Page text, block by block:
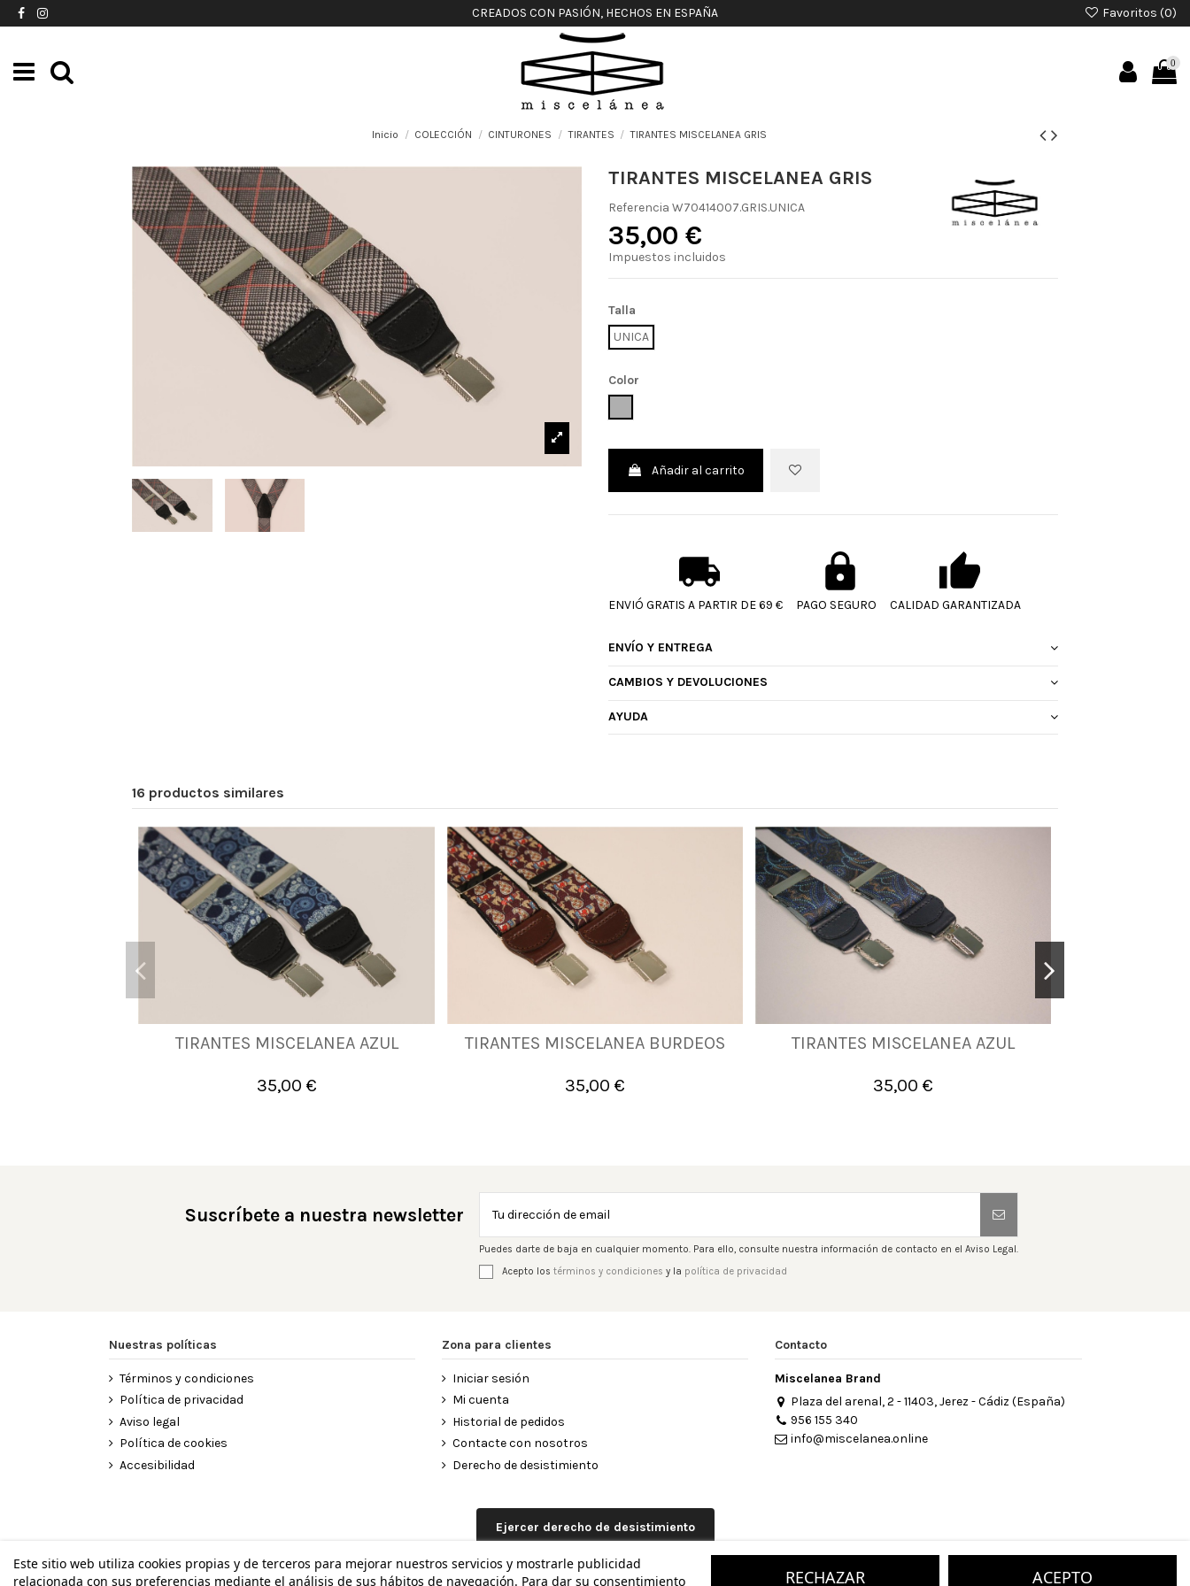
CREADOS CON PASIÓN, HECHOS EN ESPAÑA Favoritos (0)
0
Inicio COLECCIÓN CINTURONES TIRANTES TIRANTES MISCELANEA GRIS
TIRANTES MISCELANEA GRIS
Referencia W70414007.GRIS.UNICA
35,00 €
Impuestos incluidos
Talla
UNICA
Color
Añadir al carrito
ENVIÓ GRATIS A PARTIR DE 69 € PAGO SEGURO CALIDAD GARANTIZADA
ENVÍO Y ENTREGA
CAMBIOS Y DEVOLUCIONES
AYUDA
16 productos similares
TIRANTES MISCELANEA AZUL
35,00 €
UNICA
Añadir al carrito
TIRANTES MISCELANEA BURDEOS
35,00 €
UNICA
Añadir al carrito
TIRANTES MISCELANEA AZUL
35,00 €
UNICA
Añadir al carrito
Suscríbete a nuestra newsletter
Puedes darte de baja en cualquier momento. Para ello, consulte nuestra información de contacto en el Aviso Legal.
Acepto los términos y condiciones y la política de privacidad
Nuestras políticas
Términos y condiciones
Política de privacidad
Aviso legal
Política de cookies
Accesibilidad
Zona para clientes
Iniciar sesión
Mi cuenta
Historial de pedidos
Contacte con nosotros
Derecho de desistimiento
Contacto
Miscelanea Brand
Plaza del arenal, 2 - 11403, Jerez - Cádiz (España)
956 155 340
info@miscelanea.online
Este sitio web utiliza cookies propias y de terceros para mejorar nuestros servicios y mostrarle publicidad
relacionada con sus preferencias mediante el análisis de sus hábitos de navegación. Para dar su consentimiento
RECHAZAR ACEPTO
Ejercer derecho de desistimiento